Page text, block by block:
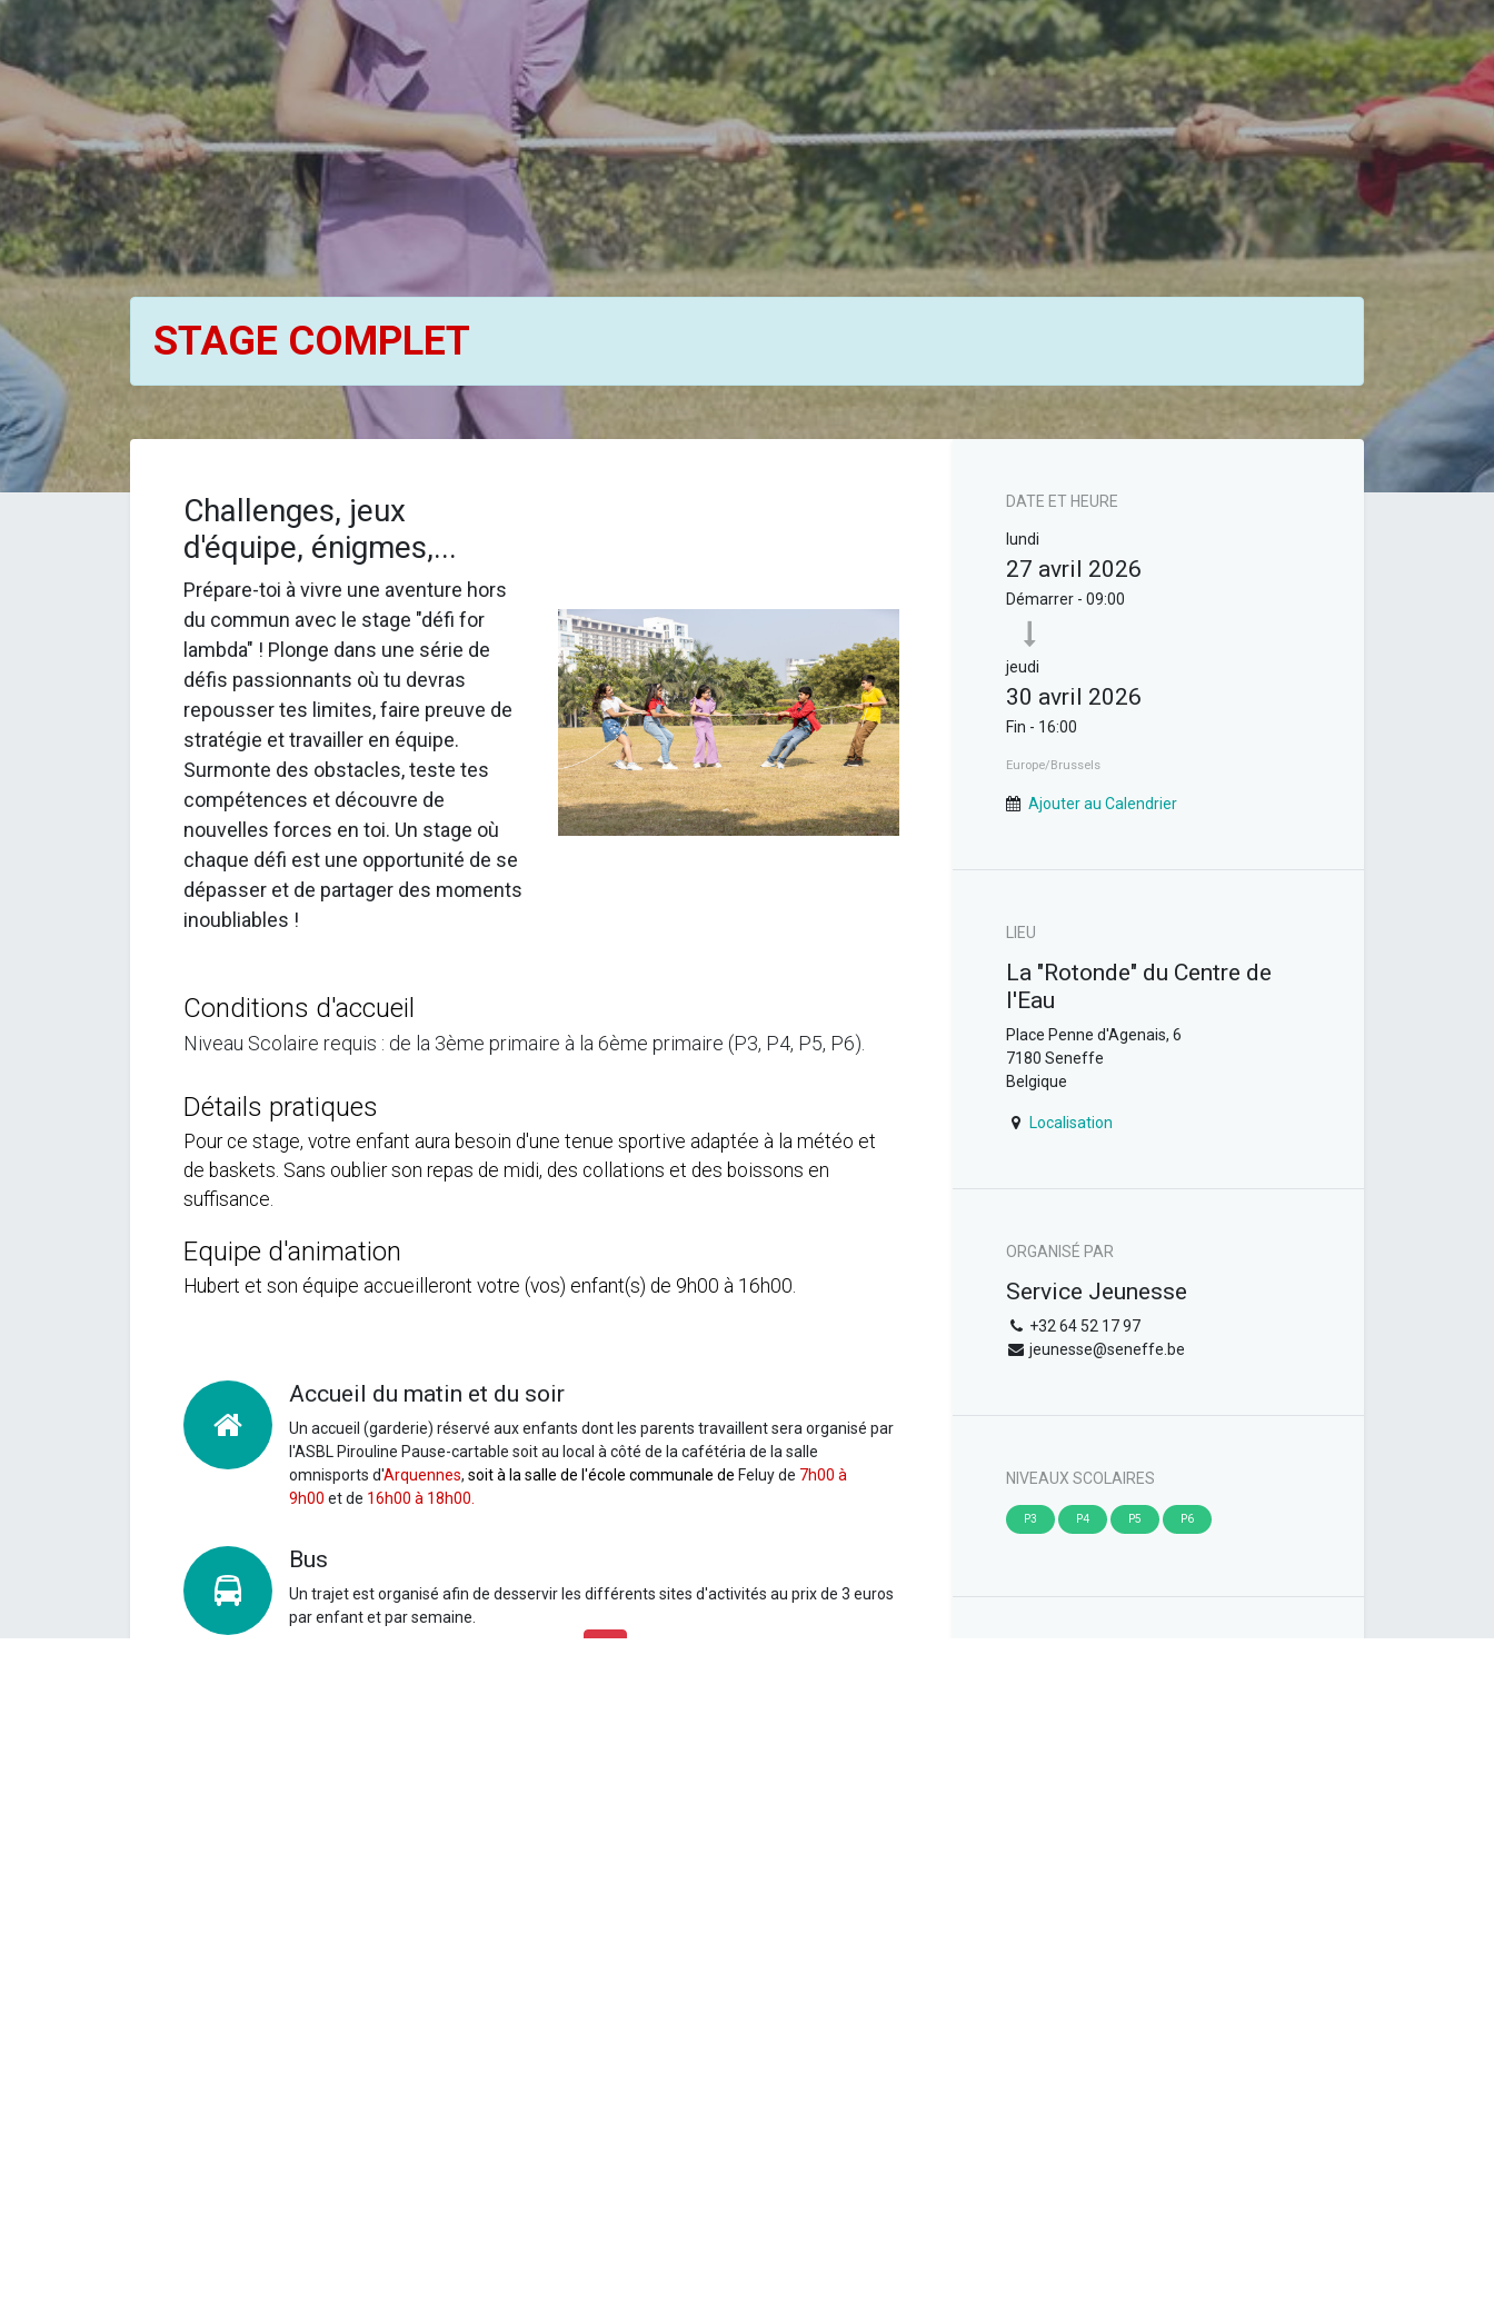
STAGE COMPLET
Challenges, jeux
d'équipe, énigmes,...
Prépare-toi à vivre une aventure hors
du commun avec le stage "défi for
lambda" ! Plonge dans une série de
défis passionnants où tu devras
repousser tes limites, faire preuve de
stratégie et travailler en équipe.
Surmonte des obstacles, teste tes
compétences et découvre de
nouvelles forces en toi. Un stage où
chaque défi est une opportunité de se
dépasser et de partager des moments
inoubliables !
Conditions d'accueil
Niveau Scolaire requis : de la 3ème primaire à la 6ème primaire (P3, P4, P5, P6).
Détails pratiques
Pour ce stage, votre enfant aura besoin d'une tenue sportive adaptée à la météo et
de baskets. Sans oublier son repas de midi, des collations et des boissons en
suffisance.
Equipe d'animation
Hubert et son équipe accueilleront votre (vos) enfant(s) de 9h00 à 16h00.
Accueil du matin et du soir
Un accueil (garderie) réservé aux enfants dont les parents travaillent sera organisé par
l'ASBL Pirouline Pause-cartable soit au local à côté de la cafétéria de la salle
omnisports d'Arquennes, soit à la salle de l'école communale de Feluyde 7h00 à
9h00 et de 16h00 à 18h00.
Bus
Un trajet est organisé afin de desservir les différents sites d'activités au prix de 3 euros
par enfant et par semaine.
DATE ET HEURE
lundi
27 avril 2026
Démarrer - 09:00
jeudi
30 avril 2026
Fin - 16:00
Europe/Brussels
Ajouter au Calendrier
LIEU
La "Rotonde" du Centre de
l'Eau
Place Penne d'Agenais, 6
7180 Seneffe
Belgique
Localisation
ORGANISÉ PAR
Service Jeunesse
+32 64 52 17 97
jeunesse@seneffe.be
NIVEAUX SCOLAIRES
P3 P4 P5 P6